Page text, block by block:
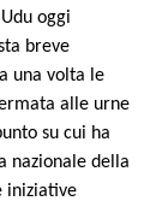
oggi
breve
una volta le
alle urne
su cui ha
nazionale della
iniziative